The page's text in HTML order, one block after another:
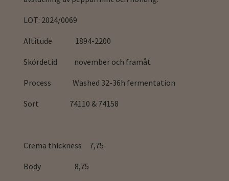
LOT: 2024/0069
Altitude 1894-2200
Skördetid november och framåt
Process Washed 32-36h fermentation
Sort 74110 & 74158
Crema thickness 7,75
Body 8,75